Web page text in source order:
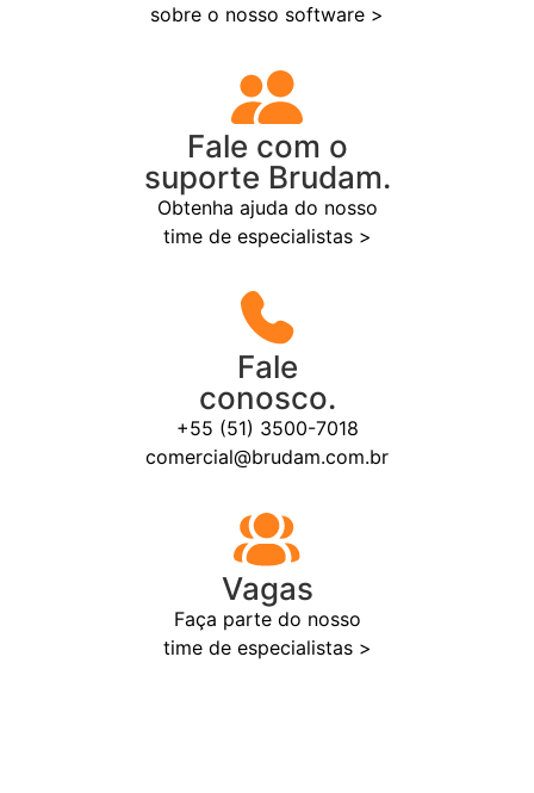
sobre o nosso software >
Fale com o
suporte Brudam.
Obtenha ajuda do nosso
time de especialistas >
Fale
conosco.
+55 (51) 3500-7018
comercial@brudam.com.br
Vagas
Faça parte do nosso
time de especialistas >